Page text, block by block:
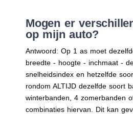
Mogen er
op mijn auto?
Antwoord: Op 1 as moet
breedte - hoogte - inchmaat -
snelheidsindex en hetzelfde
rondom ALTIJD dezelfde soort
winterbanden, 4 zomerbanden
combinaties hiervan. Dit kan